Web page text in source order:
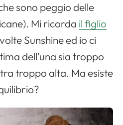
sono peggio delle
Mi ricorda il figlio
Sunshine ed io ci
dell’una sia troppo
troppo alta. Ma esiste